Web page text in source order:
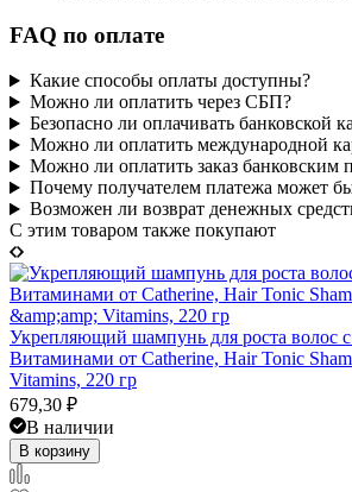
FAQ по оплате
Какие способы оплаты доступны?
Можно ли оплатить через СБП?
Безопасно ли оплачивать банковской
Можно ли оплатить международной
Можно ли оплатить заказ банковским
Почему получателем платежа может
Возможен ли возврат денежных
C этим товаром также покупают
Укрепляющий шампунь для роста волос
Витаминами от Catherine, Hair Tonic
Vitamins, 220 гр
679,30 ₽
В наличии
В корзину